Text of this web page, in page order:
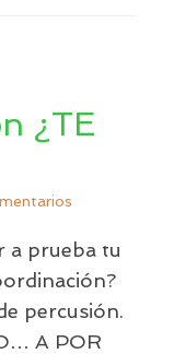
¿TE
a prueba tu
percusión.
A POR